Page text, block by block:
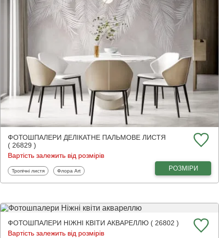
ФОТОШПАЛЕРИ ДЕЛІКАТНЕ ПАЛЬМОВЕ ЛИСТЯ
( 26829 )
Вартість залежить від розмірів
Фотошпалери
Тропічні листя Фотошпалери
Флора Art РОЗМІРИ
ФОТОШПАЛЕРИ НІЖНІ КВІТИ АКВАРЕЛЛЮ ( 26802 )
Вартість залежить від розмірів